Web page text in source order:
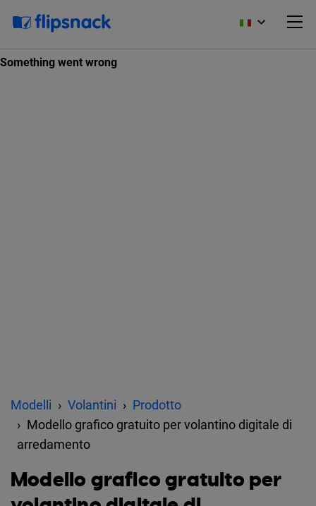
Modelli Volantini
Prodotto
Modello grafico gratuito per volantino digitale di
arredamento
Modello grafico gratuito per